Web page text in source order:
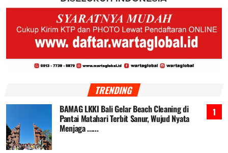
TRENDING
BAMAG LKKI Bali Gelar Beach Cleaning di
Pantai Matahari Terbit Sanur, Wujud Nyata
Menjaga ......